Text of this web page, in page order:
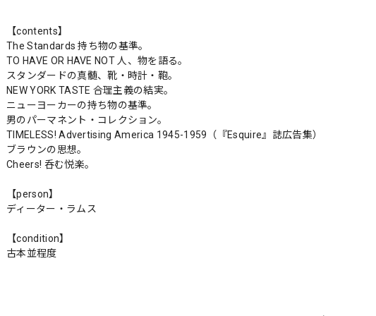
【contents】
The Standards 持ち物の基準。
TO HAVE OR HAVE NOT 人、物を語る。
スタンダードの真髄、靴・時計・鞄。
NEW YORK TASTE 合理主義の結実。
ニューヨーカーの持ち物の基準。
男のパーマネント・コレクション。
TIMELESS! Advertising America 1945-1959（『Esquire』誌広告集）
ブラウンの思想。
Cheers! 呑む悦楽。
【person】
ディーター・ラムス
【condition】
古本並程度